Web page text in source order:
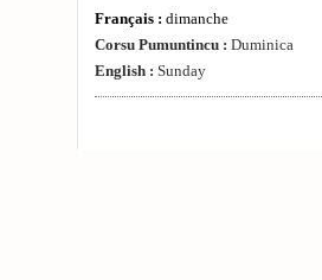
Français : dimanche
Corsu Pumuntincu : Duminica
English : Sunday